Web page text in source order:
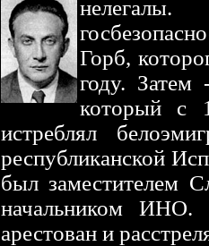
Горб,
году. Затем
который с
истреблял
республиканской
был заместителем
начальником
арестован и